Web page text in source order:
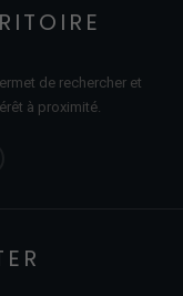
de rechercher et
à proximité.